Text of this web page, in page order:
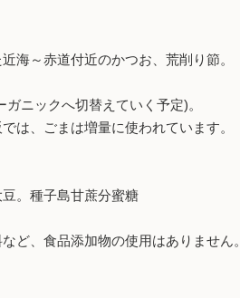
海～赤道付近のかつお、荒削り節。
ニックへ切替えていく予定)。
は、ごまは増量に使われています。
。種子島甘蔗分蜜糖
ど、食品添加物の使用はありません。